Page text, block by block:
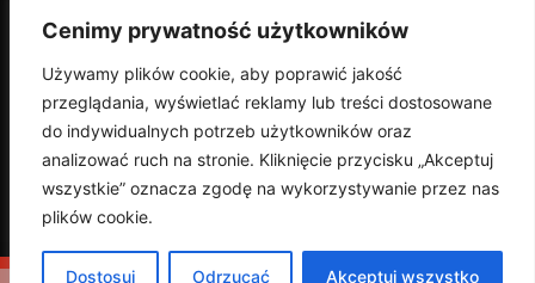
Cenimy prywatność użytkowników
Używamy plików cookie, aby poprawić jakość
przeglądania, wyświetlać reklamy lub treści dostosowane
do indywidualnych potrzeb użytkowników oraz
analizować ruch na stronie. Kliknięcie przycisku „Akceptuj
wszystkie” oznacza zgodę na wykorzystywanie przez nas
plików cookie.
Dostosuj Odrzucać Akceptuj wszystko
Pon-Pt:od 10:00 do 17:30
kontakt@motoelka.com.pl
+48 501 501 961
+48 530 970 674
DOWIEDZ
SIĘ WIĘCEJ
Kursy Terminarz
Motocyklowa.
Prawo jazdy A, A2, A1